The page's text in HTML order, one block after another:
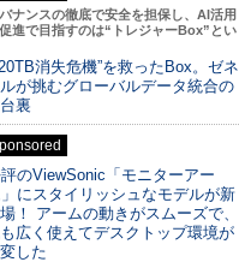
ナンスの徹底で安全を担保し、AI活用
進で目指すのは“トレジャーBox”とい
消失危機”を救ったBox。ゼネ
が挑むグローバルデータ統合の
裏
のViewSonic「モニターアー
にスタイリッシュなモデルが新
！ アームの動きがスムーズで、
広く使えてデスクトップ環境が
した